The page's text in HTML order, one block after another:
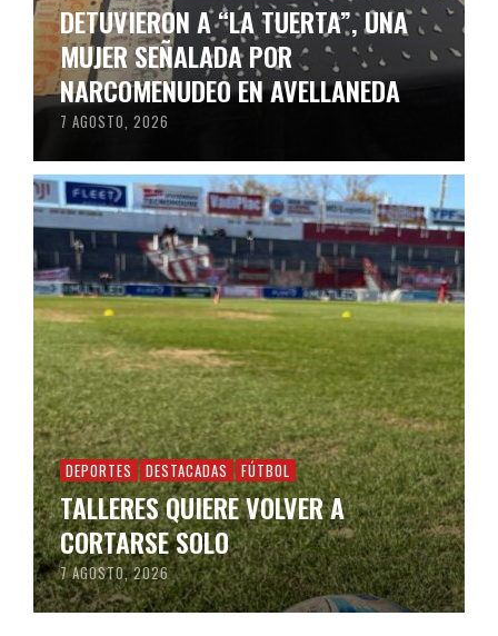
DETUVIERON A “LA TUERTA”, UNA
MUJER SEÑALADA POR
NARCOMENUDEO EN AVELLANEDA
7 AGOSTO, 2026
DEPORTES DESTACADAS FÚTBOL
TALLERES QUIERE VOLVER A
CORTARSE SOLO
7 AGOSTO, 2026